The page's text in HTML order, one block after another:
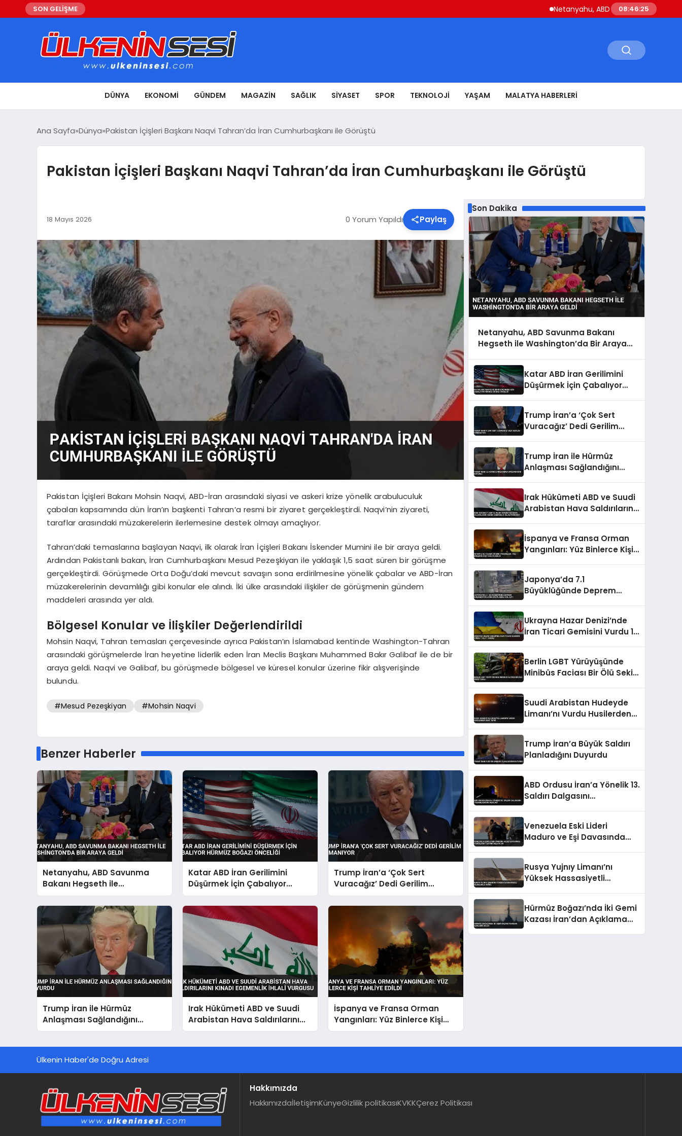
SON GELİŞME Netanyahu, ABD Savunma Bakanı
08:46:26
DÜNYA EKONOMI GÜNDEM MAGAZIN SAĞLIK SIYASET SPOR TEKNOLOJI YAŞAM MALATYA HABERLERI
Ana Sayfa Dünya Pakistan İçişleri Başkanı Naqvi Tahran’da İran Cumhurbaşkanı ile Görüştü
Pakistan İçişleri Başkanı Naqvi Tahran’da İran Cumhurbaşkanı ile Görüştü
18 Mayıs 2026 0 Yorum Yapıldı Paylaş
Pakistan İçişleri Bakanı Mohsin Naqvi, ABD-İran arasındaki siyasi ve askeri krize yönelik arabuluculuk
çabaları kapsamında dün İran’ın başkenti Tahran’a resmi bir ziyaret gerçekleştirdi. Naqvi’nin ziyareti,
taraflar arasındaki müzakerelerin ilerlemesine destek olmayı amaçlıyor.
Tahran’daki temaslarına başlayan Naqvi, ilk olarak İran İçişleri Bakanı İskender Mumini ile bir araya geldi.
Ardından Pakistanlı bakan, İran Cumhurbaşkanı Mesud Pezeşkiyan ile yaklaşık 1,5 saat süren bir görüşme
gerçekleştirdi. Görüşmede Orta Doğu’daki mevcut savaşın sona erdirilmesine yönelik çabalar ve ABD-İran
müzakerelerinin devamlılığı gibi konular ele alındı. İki ülke arasındaki ilişkiler de görüşmenin gündem
maddeleri arasında yer aldı.
Bölgesel Konular ve İlişkiler Değerlendirildi
Mohsin Naqvi, Tahran temasları çerçevesinde ayrıca Pakistan’ın İslamabad kentinde Washington-Tahran
arasındaki görüşmelerde İran heyetine liderlik eden İran Meclis Başkanı Muhammed Bakır Galibaf ile de bir
araya geldi. Naqvi ve Galibaf, bu görüşmede bölgesel ve küresel konular üzerine fikir alışverişinde
bulundu.
#Mesud Pezeşkiyan #Mohsin Naqvi
Benzer Haberler
Netanyahu, ABD Savunma
Bakanı Hegseth ile
Washington’da Bir Araya
Geldi
Katar ABD İran Gerilimini
Düşürmek İçin Çabalıyor
Hürmüz Boğazı Önceliği
Trump İran’a ‘Çok Sert
Vuracağız’ Dedi Gerilim
Tırmanıyor
Trump İran ile Hürmüz
Anlaşması Sağlandığını
Duyurdu
Irak Hükümeti ABD ve Suudi
Arabistan Hava Saldırılarını
Kınadı Egemenlik İhlali
İspanya ve Fransa Orman
Yangınları: Yüz Binlerce Kişi
Tahliye Edildi
Son Dakika
Netanyahu, ABD Savunma Bakanı
Hegseth ile Washington’da Bir Araya
Katar ABD İran Gerilimini
Düşürmek İçin Çabalıyor
Trump İran’a ‘Çok Sert
Vuracağız’ Dedi Gerilim
Trump İran ile Hürmüz
Anlaşması Sağlandığını
Irak Hükümeti ABD ve Suudi
Arabistan Hava Saldırılarını
İspanya ve Fransa Orman
Yangınları: Yüz Binlerce Kişi
Japonya’da 7.1
Büyüklüğünde Deprem
Ukrayna Hazar Denizi’nde
İran Ticari Gemisini Vurdu 1
Berlin LGBT Yürüyüşünde
Minibüs Faciası Bir Ölü Sekiz
Suudi Arabistan Hudeyde
Limanı’nı Vurdu Husilerden
Trump İran’a Büyük Saldırı
Planladığını Duyurdu
ABD Ordusu İran’a Yönelik 13.
Saldırı Dalgasını
Venezuela Eski Lideri
Maduro ve Eşi Davasında
Rusya Yujnıy Limanı’nı
Yüksek Hassasiyetli
Hürmüz Boğazı’nda İki Gemi
Kazası İran’dan Açıklama
Ülkenin Haber'de Doğru Adresi
Hakkımızda
HakkımızdaİletişimKünyeGizlilik politikasıKVKKÇerez Politikası